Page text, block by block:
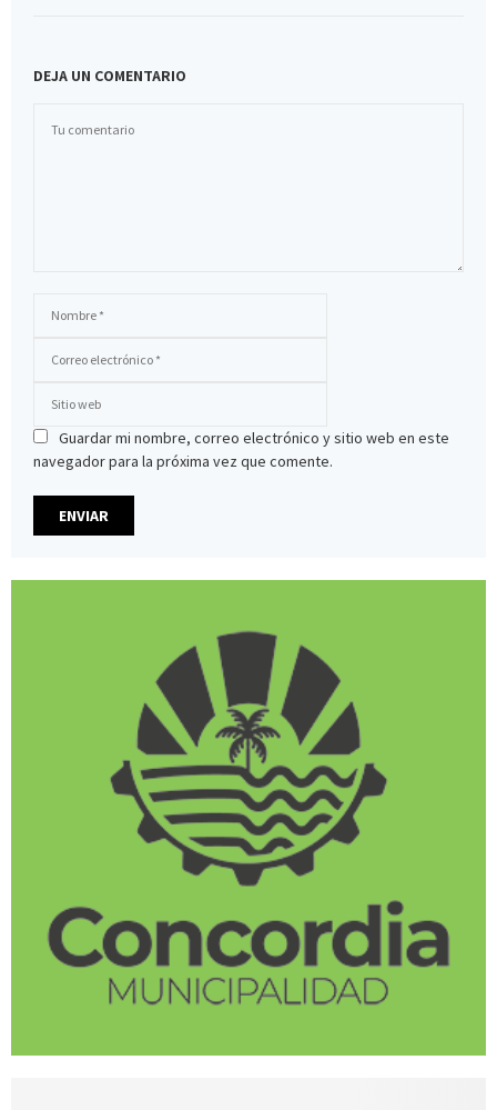
DEJA UN COMENTARIO
Guardar mi nombre, correo electrónico y sitio web en este
navegador para la próxima vez que comente.